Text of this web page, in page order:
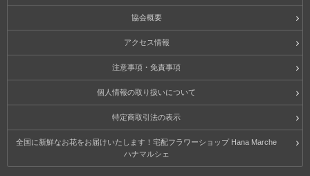
協会概要
アクセス情報
注意事項・免責事項
個人情報の取り扱いについて
特定商取引法の表示
全国に新鮮なお花をお届けいたします！宅配フラワーショップ Hana Marche
ハナマルシェ